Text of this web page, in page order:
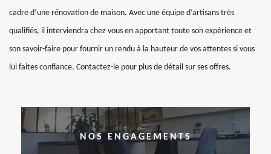
cadre d’une rénovation de maison. Avec une équipe d’artisans très
qualifiés, il interviendra chez vous en apportant toute son expérience et
son savoir-faire pour fournir un rendu à la hauteur de vos attentes si vous
lui faites confiance. Contactez-le pour plus de détail sur ses offres.
NOS ENGAGEMENTS